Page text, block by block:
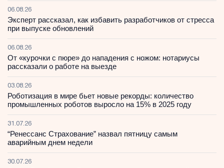
06.08.26
Эксперт рассказал, как избавить разработчиков от стресса
при выпуске обновлений
06.08.26
От «курочки с пюре» до нападения с ножом: нотариусы
рассказали о работе на выезде
03.08.26
Роботизация в мире бьет новые рекорды: количество
промышленных роботов выросло на 15% в 2025 году
31.07.26
“Ренессанс Страхование” назвал пятницу самым
аварийным днем недели
30.07.26